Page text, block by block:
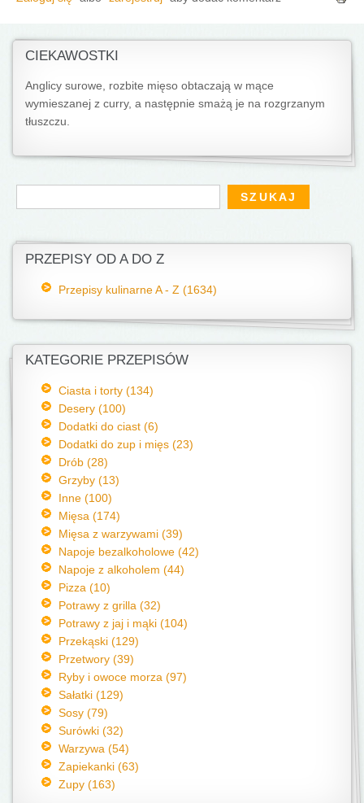
CIEKAWOSTKI
Anglicy surowe, rozbite mięso obtaczają w mące
wymieszanej z curry, a następnie smażą je na rozgrzanym
tłuszczu.
Formularz wyszukiwania
Szukaj
PRZEPISY OD A DO Z
Przepisy kulinarne A - Z (1634)
KATEGORIE PRZEPISÓW
Ciasta i torty (134)
Desery (100)
Dodatki do ciast (6)
Dodatki do zup i mięs (23)
Drób (28)
Grzyby (13)
Inne (100)
Mięsa (174)
Mięsa z warzywami (39)
Napoje bezalkoholowe (42)
Napoje z alkoholem (44)
Pizza (10)
Potrawy z grilla (32)
Potrawy z jaj i mąki (104)
Przekąski (129)
Przetwory (39)
Ryby i owoce morza (97)
Sałatki (129)
Sosy (79)
Surówki (32)
Warzywa (54)
Zapiekanki (63)
Zupy (163)